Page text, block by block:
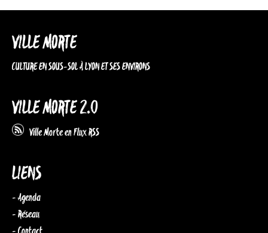
VILLE MORTE
CULTURE EN SOUS-SOL À LYON ET SES ENVIRONS
VILLE MORTE 2.0
Ville Morte en Flux RSS
LIENS
- Agenda
- Réseau